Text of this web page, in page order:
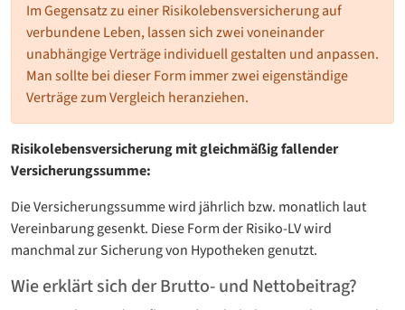
Im Gegensatz zu einer Risikolebensversicherung auf
verbundene Leben, lassen sich zwei voneinander
unabhängige Verträge individuell gestalten und anpassen.
Man sollte bei dieser Form immer zwei eigenständige
Verträge zum Vergleich heranziehen.
Risikolebensversicherung mit gleichmäßig fallender
Versicherungssumme:
Die Versicherungssumme wird jährlich bzw. monatlich laut
Vereinbarung gesenkt. Diese Form der Risiko-LV wird
manchmal zur Sicherung von Hypotheken genutzt.
Wie erklärt sich der Brutto- und Nettobeitrag?